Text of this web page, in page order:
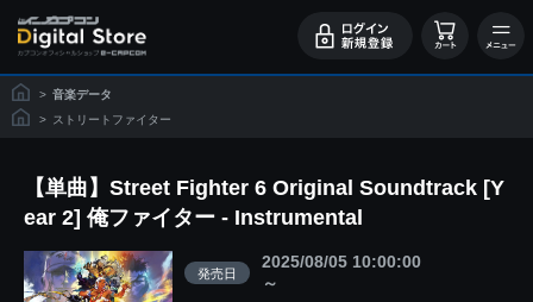
> 音楽データ
>
ストリートファイター
【単曲】Street Fighter 6 Original Soundtrack [Y
ear 2] 俺ファイター - Instrumental
発売日
2025/08/05 10:00:00
～